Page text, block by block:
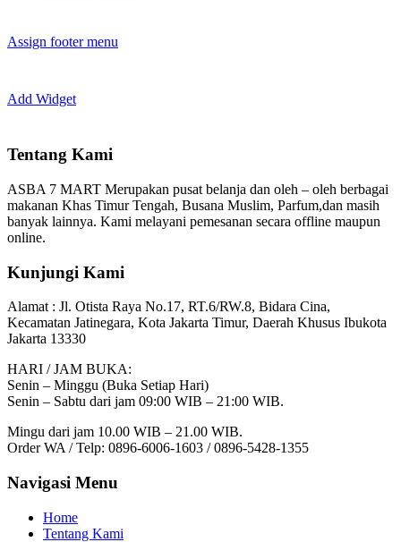
Assign footer menu
Add Widget
Tentang Kami
ASBA 7 MART Merupakan pusat belanja dan oleh – oleh berbagai
makanan Khas Timur Tengah, Busana Muslim, Parfum,dan masih
banyak lainnya. Kami melayani pemesanan secara offline maupun
online.
Kunjungi Kami
Alamat : Jl. Otista Raya No.17, RT.6/RW.8, Bidara Cina,
Kecamatan Jatinegara, Kota Jakarta Timur, Daerah Khusus Ibukota
Jakarta 13330
HARI / JAM BUKA:
Senin – Minggu (Buka Setiap Hari)
Senin – Sabtu dari jam 09:00 WIB – 21:00 WIB.
Mingu dari jam 10.00 WIB – 21.00 WIB.
Order WA / Telp: 0896-6006-1603 / 0896-5428-1355
Navigasi Menu
Home
Tentang Kami